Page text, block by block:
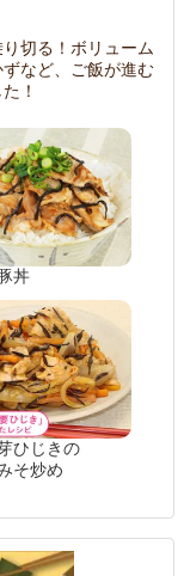
切る！ボリューム
など、ご飯が進む
！
丼
ひじきの
そ炒め